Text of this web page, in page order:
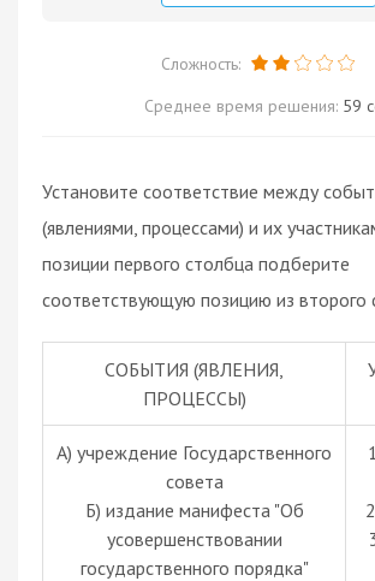
Сложность:
Среднее время решения: 59
Установите соответствие между
(явлениями, процессами) и их
позиции первого столбца подберите
соответствующую позицию из второго
СОБЫТИЯ (ЯВЛЕНИЯ,
ПРОЦЕССЫ)
A) учреждение Государственного
совета
Б) издание манифеста "Об
усовершенствовании
государственного порядка"